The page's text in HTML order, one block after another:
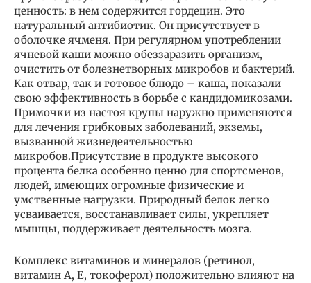
ценность: в нем содержится гордецин. Это
натуральный антибиотик. Он присутствует в
оболочке ячменя. При регулярном употреблении
ячневой каши можно обеззаразить организм,
очистить от болезнетворных микробов и бактерий.
Как отвар, так и готовое блюдо – каша, показали
свою эффективность в борьбе с кандидомикозами.
Примочки из настоя крупы наружно применяются
для лечения грибковых заболеваний, экземы,
вызванной жизнедеятельностью
микробов.Присутствие в продукте высокого
процента белка особенно ценно для спортсменов,
людей, имеющих огромные физические и
умственные нагрузки. Природный белок легко
усваивается, восстанавливает силы, укрепляет
мышцы, поддерживает деятельность мозга.
Комплекс витаминов и минералов (ретинол,
витамин А, Е, токоферол) положительно влияют на